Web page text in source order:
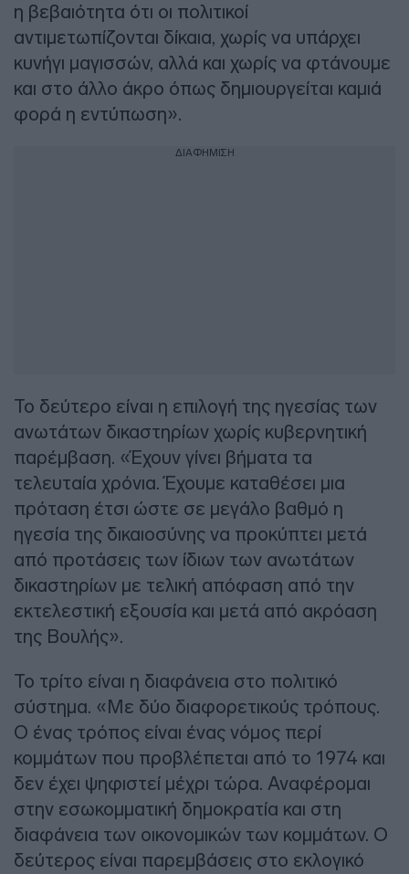
η βεβαιότητα ότι οι πολιτικοί
αντιμετωπίζονται δίκαια, χωρίς να υπάρχει
κυνήγι μαγισσών, αλλά και χωρίς να φτάνουμε
και στο άλλο άκρο όπως δημιουργείται καμιά
φορά η εντύπωση».
ΔΙΑΦΗΜΙΣΗ
Το δεύτερο είναι η επιλογή της ηγεσίας των
ανωτάτων δικαστηρίων χωρίς κυβερνητική
παρέμβαση. «Έχουν γίνει βήματα τα
τελευταία χρόνια. Έχουμε καταθέσει μια
πρόταση έτσι ώστε σε μεγάλο βαθμό η
ηγεσία της δικαιοσύνης να προκύπτει μετά
από προτάσεις των ίδιων των ανωτάτων
δικαστηρίων με τελική απόφαση από την
εκτελεστική εξουσία και μετά από ακρόαση
της Βουλής».
Το τρίτο είναι η διαφάνεια στο πολιτικό
σύστημα. «Με δύο διαφορετικούς τρόπους.
Ο ένας τρόπος είναι ένας νόμος περί
κομμάτων που προβλέπεται από το 1974 και
δεν έχει ψηφιστεί μέχρι τώρα. Αναφέρομαι
στην εσωκομματική δημοκρατία και στη
διαφάνεια των οικονομικών των κομμάτων. Ο
δεύτερος είναι παρεμβάσεις στο εκλογικό